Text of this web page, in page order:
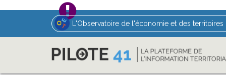
L'Observatoire de l'économie et des territoires